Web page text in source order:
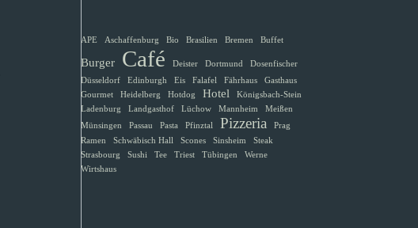
APE Aschaffenburg Bio Brasilien Bremen Buffet
Burger Café Deister Dortmund
Dosenfischer
Düsseldorf
Edinburgh Eis Falafel Fährhaus
Gasthaus
Gourmet
Heidelberg Hotdog Hotel
Königsbach-Stein
Ladenburg
Landgasthof Lüchow Mannheim
Meißen
Münsingen
Passau Pasta Pfinztal Pizzeria
Prag
Ramen
Schwäbisch Hall Scones Sinsheim
Steak
Strasbourg
Sushi Tee Triest Tübingen
Werne
Wirtshaus